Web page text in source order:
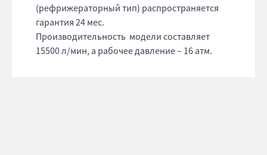
(рефрижераторный тип) распространяется
гарантия 24 мес.
Производительность модели составляет
15500 л/мин, а рабочее давление – 16 атм.